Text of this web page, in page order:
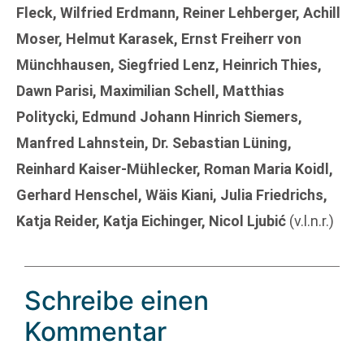
Fleck, Wilfried Erdmann, Reiner Lehberger, Achill
Moser, Helmut Karasek, Ernst Freiherr von
Münchhausen, Siegfried Lenz, Heinrich Thies,
Dawn Parisi, Maximilian Schell, Matthias
Politycki, Edmund Johann Hinrich Siemers,
Manfred Lahnstein, Dr. Sebastian Lüning,
Reinhard Kaiser-Mühlecker, Roman Maria Koidl,
Gerhard Henschel, Wäis Kiani, Julia Friedrichs,
Katja Reider, Katja Eichinger, Nicol Ljubić (v.l.n.r.)
Schreibe einen
Kommentar